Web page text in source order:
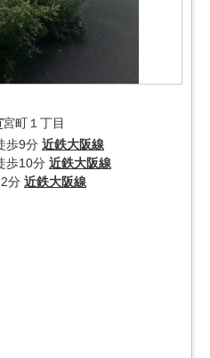
宮町１丁目
歩9分 近鉄大阪線
歩10分 近鉄大阪線
分 近鉄大阪線